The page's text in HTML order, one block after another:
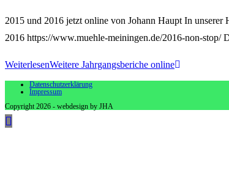
2015 und 2016 jetzt online von Johann Haupt In
2016 https://www.muehle-meiningen.de/2016-non-stop/
WeiterlesenWeitere Jahrgangsberiche online
Datenschutzerklärung
Impressum
Copyright 2026 - webdesign by JHA